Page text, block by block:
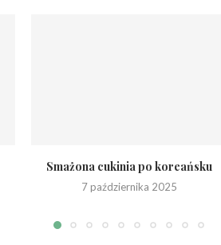
Smażona cukinia po koreańsku
7 października 2025